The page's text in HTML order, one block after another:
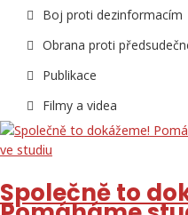
Boj proti dezinformacím
Obrana proti
Publikace
Filmy a videa
Společně to